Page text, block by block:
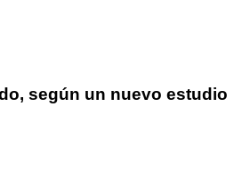
según un nuevo estudio